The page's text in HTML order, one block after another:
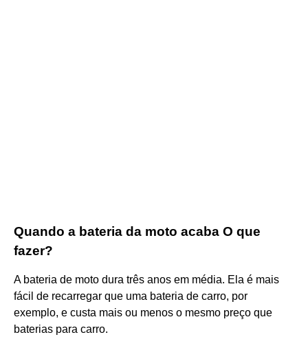
Quando a bateria da moto acaba O que
fazer?
A bateria de moto dura três anos em média. Ela é mais
fácil de recarregar que uma bateria de carro, por
exemplo, e custa mais ou menos o mesmo preço que
baterias para carro.